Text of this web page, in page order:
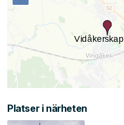
Platser i närheten